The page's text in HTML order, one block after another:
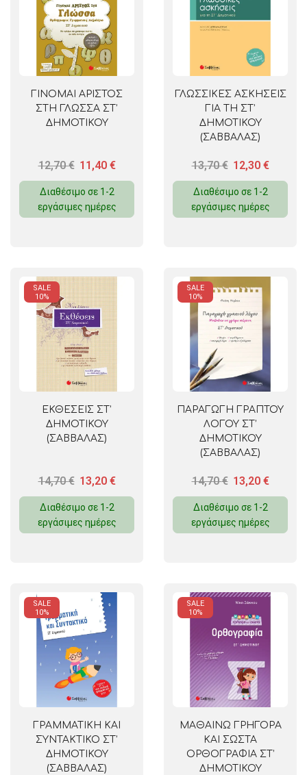
ΓΙΝΟΜΑΙ ΑΡΙΣΤΟΣ
ΣΤΗ ΓΛΩΣΣΑ ΣΤ’
ΔΗΜΟΤΙΚΟΥ
12,70€ 11,40 €
Διαθέσιμο σε 1-2
εργάσιμες ημέρες
ΓΛΩΣΣΙΚΕΣ ΑΣΚΗΣΕΙΣ
ΓΙΑ ΤΗ ΣΤ’
ΔΗΜΟΤΙΚΟΥ
(ΣΑΒΒΑΛΑΣ)
13,70€ 12,30 €
Διαθέσιμο σε 1-2
εργάσιμες ημέρες
SALE
10%
ΕΚΘΕΣΕΙΣ ΣΤ’
ΔΗΜΟΤΙΚΟΥ
(ΣΑΒΒΑΛΑΣ)
14,70€ 13,20 €
Διαθέσιμο σε 1-2
εργάσιμες ημέρες
SALE
10%
ΠΑΡΑΓΩΓΗ ΓΡΑΠΤΟΥ
ΛΟΓΟΥ ΣΤ’
ΔΗΜΟΤΙΚΟΥ
(ΣΑΒΒΑΛΑΣ)
14,70€ 13,20 €
Διαθέσιμο σε 1-2
εργάσιμες ημέρες
SALE
10%
ΓΡΑΜΜΑΤΙΚΗ ΚΑΙ
ΣΥΝΤΑΚΤΙΚΟ ΣΤ’
ΔΗΜΟΤΙΚΟΥ
(ΣΑΒΒΑΛΑΣ)
SALE
10%
ΜΑΘΑΙΝΩ ΓΡΗΓΟΡΑ
ΚΑΙ ΣΩΣΤΑ
ΟΡΘΟΓΡΑΦΙΑ ΣΤ’
ΔΗΜΟΤΙΚΟΥ